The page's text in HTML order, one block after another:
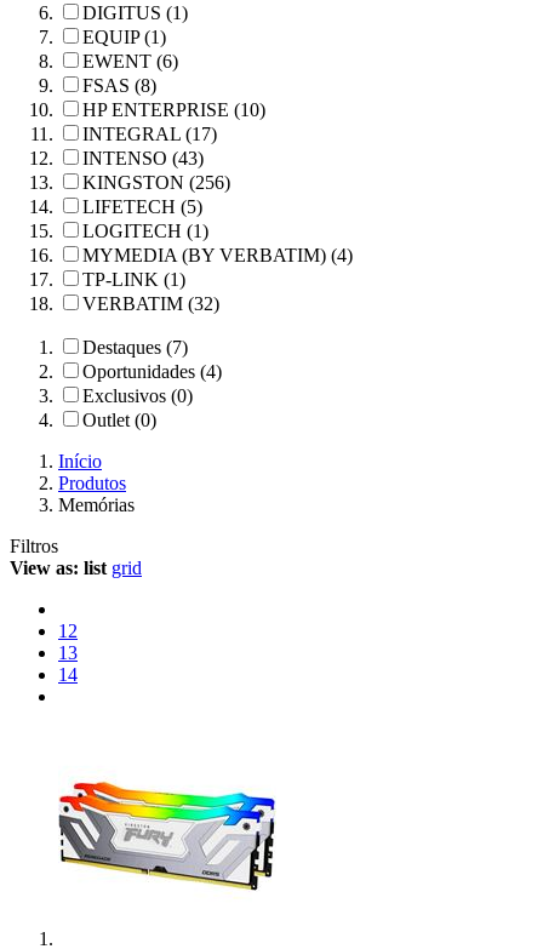
DIGITUS (1)
EQUIP (1)
EWENT (6)
FSAS (8)
HP ENTERPRISE (10)
INTEGRAL (17)
INTENSO (43)
KINGSTON (256)
LIFETECH (5)
LOGITECH (1)
MYMEDIA (BY VERBATIM) (4)
TP-LINK (1)
VERBATIM (32)
Destaques (7)
Oportunidades (4)
Exclusivos (0)
Outlet (0)
Início
Produtos
Memórias
Filtros
View as: list grid
12
13
14